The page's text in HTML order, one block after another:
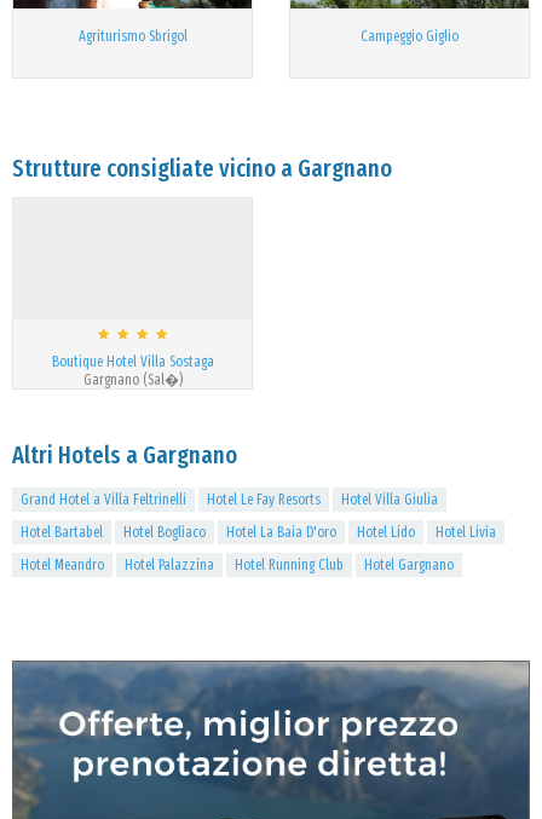
Agriturismo Sbrigol Campeggio Giglio
Strutture consigliate vicino a Gargnano
Boutique Hotel Villa Sostaga
Gargnano (Sal�)
Altri Hotels a Gargnano
Grand Hotel a Villa Feltrinelli Hotel Le Fay Resorts
Hotel Villa Giulia
Hotel Bartabel
Hotel Bogliaco Hotel La Baia D'oro Hotel Lido
Hotel Livia
Hotel Meandro
Hotel Palazzina Hotel Running Club Hotel Gargnano